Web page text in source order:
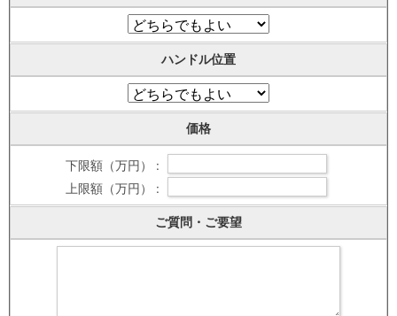
ハンドル位置
価格
下限額（万円） :
上限額（万円） :
ご質問・ご要望